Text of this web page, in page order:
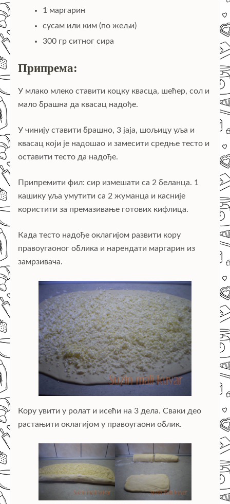
1 маргарин
сусам или ким (по жељи)
300 гр ситног сира
Припрема:
У млако млеко ставити коцку квасца, шећер, сол и
мало брашна да квасац надође.
У чинију ставити брашно, 3 јаја, шољицу уља и
квасац који је надошао и замесити средње тесто и
оставити тесто да надође.
Припремити фил: сир измешати са 2 беланца. 1
кашику уља умутити са 2 жуманца и касније
користити за премазивање готових кифлица.
Када тесто надође оклагијом развити кору
правоугаоног облика и нарендати маргарин из
замрзивача.
Кору увити у ролат и исећи на 3 дела. Сваки део
растањити оклагијом у правоугаони облик.